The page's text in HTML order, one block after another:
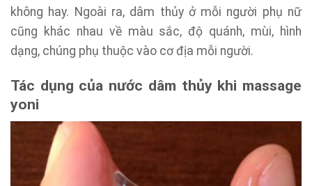
không hay. Ngoài ra, dâm thủy ở mỗi người phụ nữ
cũng khác nhau về màu sắc, độ quánh, mùi, hình
dạng, chúng phụ thuộc vào cơ địa mỗi người.
Tác dụng của nước dâm thủy khi massage
yoni